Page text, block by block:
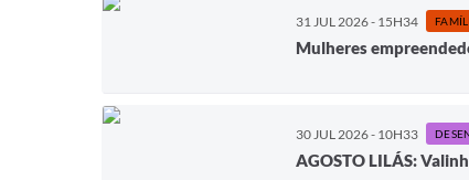
31 JUL 2026 - 15H34
Mulheres
30 JUL 2026 - 10H33
AGOSTO LILÁS: